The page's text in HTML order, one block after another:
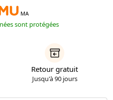
MA
sont protégées
Retour gratuit
Jusqu'à 90 jours